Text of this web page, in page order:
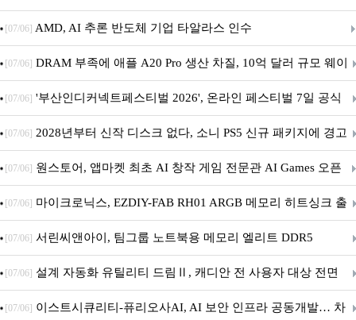
[07/06] AMD, AI 추론 반도체 기업 타알라스 인수
[07/06] DRAM 부족에 애플 A20 Pro 생산 차질, 10억 달러 규모 웨이
퍼 대기
[07/06] '부산인디커넥트페스티벌 2026', 온라인 페스티벌 7일 공식
개막... 22일간 진행
[07/06] 2028년부터 신작 디스크 없다, 소니 PS5 신규 패키지에 경고
문 추가
[07/06] 원스토어, 앱마켓 최초 AI 창작 게임 전문관 AI Games 오픈
[07/06] 마이크로닉스, EZDIY-FAB RH01 ARGB 메모리 히트싱크 출
시
[07/06] 서린씨앤아이, 팀그룹 노트북용 메모리 엘리트 DDR5
5600MHz 16GB 출시
[07/06] 설계 자동화 유틸리티 드림Ⅱ, 캐디안 전 사용자 대상 전면
무상 배포
[07/06] 이스트시큐리티-퓨리오사AI, AI 보안 인프라 공동개발… 차